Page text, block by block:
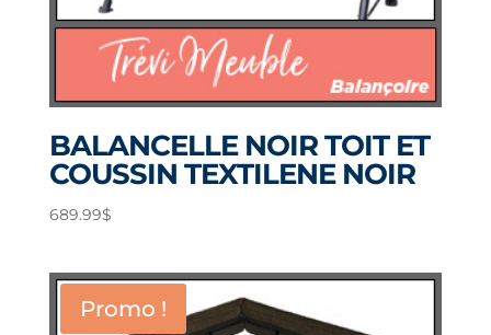
BALANCELLE NOIR TOIT ET
COUSSIN TEXTILENE NOIR
689.99$
Promo !